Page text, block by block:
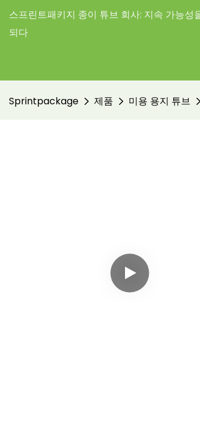
스프린트패키지 종이 튜브 회사: 지속 가능성
되다
Sprintpackage 제품 미용 용지 튜브